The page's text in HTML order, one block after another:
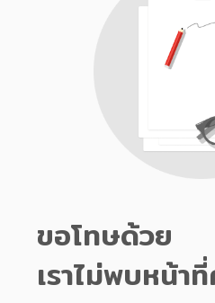
ขอโทษด้วย
เราไม่พบหน้